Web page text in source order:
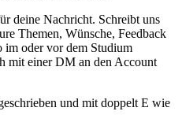
deine Nachricht. Schreibt uns
Themen, Wünsche, Feedback
im oder vor dem Studium
mit einer DM an den Account
und mit doppelt E wie